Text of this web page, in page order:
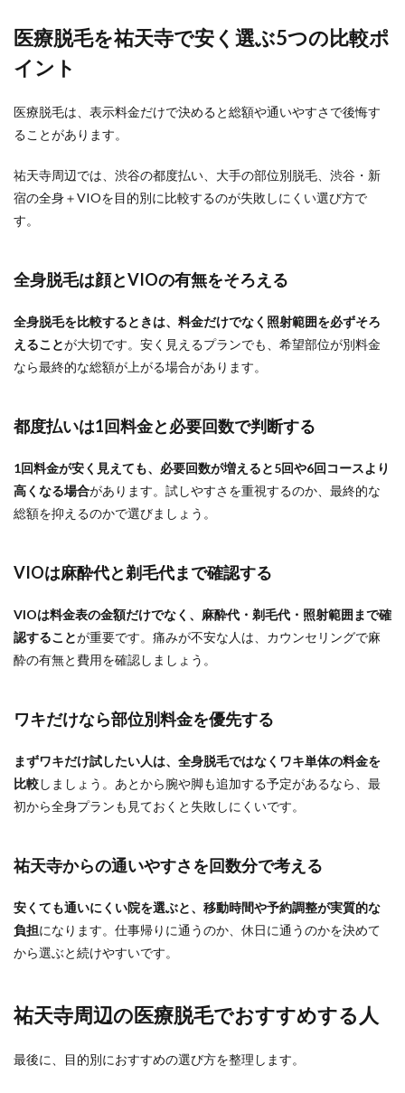
医療脱毛を祐天寺で安く選ぶ5つの比較ポ
イント
医療脱毛は、表示料金だけで決めると総額や通いやすさで後悔す
ることがあります。
祐天寺周辺では、渋谷の都度払い、大手の部位別脱毛、渋谷・新
宿の全身＋VIOを目的別に比較するのが失敗しにくい選び方で
す。
全身脱毛は顔とVIOの有無をそろえる
全身脱毛を比較するときは、料金だけでなく照射範囲を必ずそろ
えることが大切です。安く見えるプランでも、希望部位が別料金
なら最終的な総額が上がる場合があります。
都度払いは1回料金と必要回数で判断する
1回料金が安く見えても、必要回数が増えると5回や6回コースより
高くなる場合があります。試しやすさを重視するのか、最終的な
総額を抑えるのかで選びましょう。
VIOは麻酔代と剃毛代まで確認する
VIOは料金表の金額だけでなく、麻酔代・剃毛代・照射範囲まで確
認することが重要です。痛みが不安な人は、カウンセリングで麻
酔の有無と費用を確認しましょう。
ワキだけなら部位別料金を優先する
まずワキだけ試したい人は、全身脱毛ではなくワキ単体の料金を
比較しましょう。あとから腕や脚も追加する予定があるなら、最
初から全身プランも見ておくと失敗しにくいです。
祐天寺からの通いやすさを回数分で考える
安くても通いにくい院を選ぶと、移動時間や予約調整が実質的な
負担になります。仕事帰りに通うのか、休日に通うのかを決めて
から選ぶと続けやすいです。
祐天寺周辺の医療脱毛でおすすめする人
最後に、目的別におすすめの選び方を整理します。